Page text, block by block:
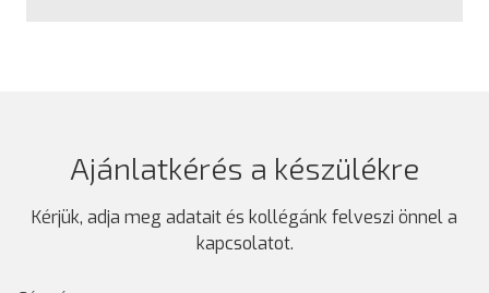
Ajánlatkérés a készülékre
Kérjük, adja meg adatait és kollégánk felveszi önnel a
kapcsolatot.